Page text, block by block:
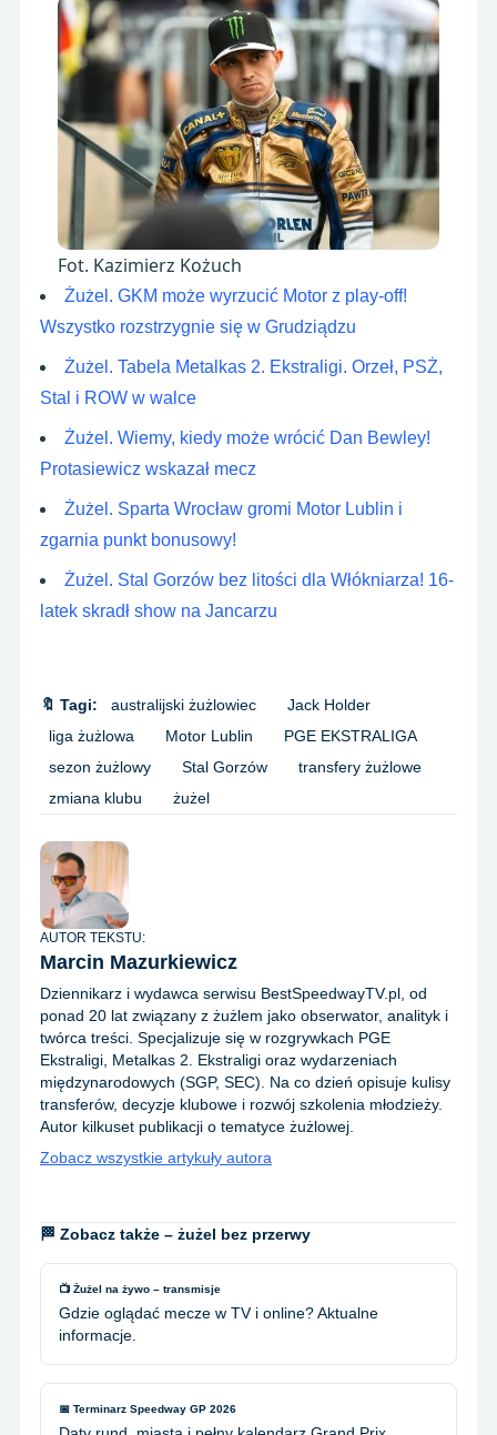
Fot. Kazimierz Kożuch
Żużel. GKM może wyrzucić Motor z play-off!
Wszystko rozstrzygnie się w Grudziądzu
Żużel. Tabela Metalkas 2. Ekstraligi. Orzeł, PSŻ,
Stal i ROW w walce
Żużel. Wiemy, kiedy może wrócić Dan Bewley!
Protasiewicz wskazał mecz
Żużel. Sparta Wrocław gromi Motor Lublin i
zgarnia punkt bonusowy!
Żużel. Stal Gorzów bez litości dla Włókniarza! 16-
latek skradł show na Jancarzu
🔖 Tagi: australijski żużlowiec
Jack Holder
liga żużlowa
Motor Lublin
PGE EKSTRALIGA
sezon żużlowy
Stal Gorzów
transfery żużlowe
zmiana klubu
żużel
AUTOR TEKSTU:
Marcin Mazurkiewicz
Dziennikarz i wydawca serwisu BestSpeedwayTV.pl, od
ponad 20 lat związany z żużlem jako obserwator, analityk i
twórca treści. Specjalizuje się w rozgrywkach PGE
Ekstraligi, Metalkas 2. Ekstraligi oraz wydarzeniach
międzynarodowych (SGP, SEC). Na co dzień opisuje kulisy
transferów, decyzje klubowe i rozwój szkolenia młodzieży.
Autor kilkuset publikacji o tematyce żużlowej.
Zobacz wszystkie artykuły autora
🏁 Zobacz także – żużel bez przerwy
📺 Żużel na żywo – transmisje
Gdzie oglądać mecze w TV i online? Aktualne
informacje.
📅 Terminarz Speedway GP 2026